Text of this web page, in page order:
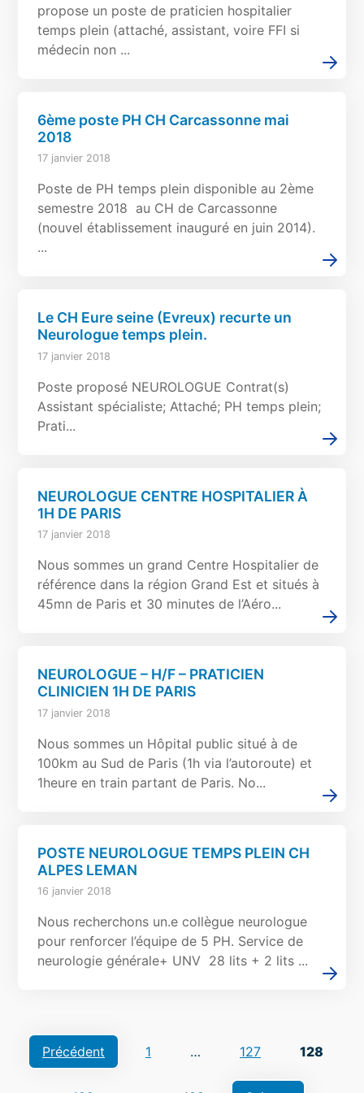
propose un poste de praticien hospitalier
temps plein (attaché, assistant, voire FFI si
médecin non ...
6ème poste PH CH Carcassonne mai
2018
17 janvier 2018
Poste de PH temps plein disponible au 2ème
semestre 2018 au CH de Carcassonne
(nouvel établissement inauguré en juin 2014).
...
Le CH Eure seine (Evreux) recurte un
Neurologue temps plein.
17 janvier 2018
Poste proposé NEUROLOGUE Contrat(s)
Assistant spécialiste; Attaché; PH temps plein;
Prati...
NEUROLOGUE CENTRE HOSPITALIER À
1H DE PARIS
17 janvier 2018
Nous sommes un grand Centre Hospitalier de
référence dans la région Grand Est et situés à
45mn de Paris et 30 minutes de l’Aéro...
NEUROLOGUE – H/F – PRATICIEN
CLINICIEN 1H DE PARIS
17 janvier 2018
Nous sommes un Hôpital public situé à de
100km au Sud de Paris (1h via l’autoroute) et
1heure en train partant de Paris. No...
POSTE NEUROLOGUE TEMPS PLEIN CH
ALPES LEMAN
16 janvier 2018
Nous recherchons un.e collègue neurologue
pour renforcer l’équipe de 5 PH. Service de
neurologie générale+ UNV 28 lits + 2 lits ...
Navigation
des
Précédent 1 … 127 128